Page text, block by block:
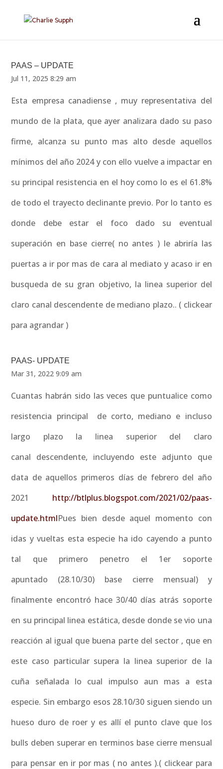
PAAS – UPDATE
Jul 11, 2025 8:29 am
Esta empresa canadiense , muy representativa del
mundo de la plata, que ayer analizara dado su paso
firme, alcanza su punto mas alto desde aquellos
mínimos del año 2024 y con ello vuelve a impactar en
su principal resistencia en el hoy como lo es el 61.8%
de todo el trayecto declinante previo. Por lo tanto es
donde debe estar el foco dado su eventual
superación en base cierre( no antes ) le abriría las
puertas a ir por mas de cara al mediato y acaso ir en
busqueda de su gran objetivo, la linea superior del
claro canal descendente de mediano plazo.. ( clickear
para agrandar )
PAAS- UPDATE
Mar 31, 2022 9:09 am
Cuantas habrán sido las veces que puntualice como
resistencia principal de corto, mediano e incluso
largo plazo la linea superior del claro
canal descendente, incluyendo este adjunto que
data de aquellos primeros días de febrero del año
2021 http://btlplus.blogspot.com/2021/02/paas-
update.htmlPues bien desde aquel momento con
idas y vueltas esta especie ha ido cayendo a punto
tal que primero penetro el 1er soporte
apuntado (28.10/30) base cierre mensual) y
finalmente encontró hace 30/40 días atrás soporte
en su principal linea estática, desde donde se vio una
reacción al igual que buena parte del sector , que en
este caso particular supera la linea superior de la
cuña señalada lo cual impulso aun mas a esta
especie. Sin embargo esos 28.10/30 siguen siendo un
hueso duro de roer y es allí el punto clave que los
bulls deben superar en terminos base cierre mensual
para pensar en ir por mas ( no antes ).( clickear para